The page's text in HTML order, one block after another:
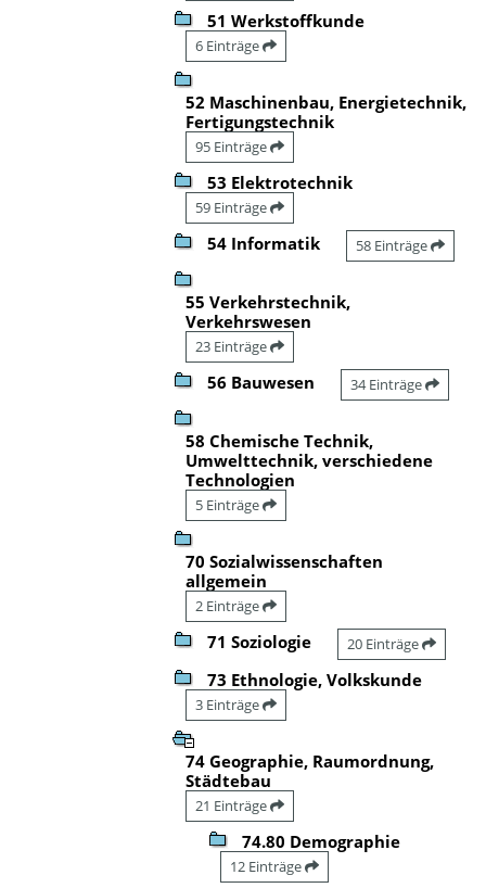
51 Werkstoffkunde
6 Einträge
52 Maschinenbau, Energietechnik,
Fertigungstechnik
95 Einträge
53 Elektrotechnik
59 Einträge
54 Informatik 58 Einträge
55 Verkehrstechnik,
Verkehrswesen
23 Einträge
56 Bauwesen 34 Einträge
58 Chemische Technik,
Umwelttechnik, verschiedene
Technologien
5 Einträge
70 Sozialwissenschaften
allgemein
2 Einträge
71 Soziologie 20 Einträge
73 Ethnologie, Volkskunde
3 Einträge
74 Geographie, Raumordnung,
Städtebau
21 Einträge
74.80 Demographie
12 Einträge